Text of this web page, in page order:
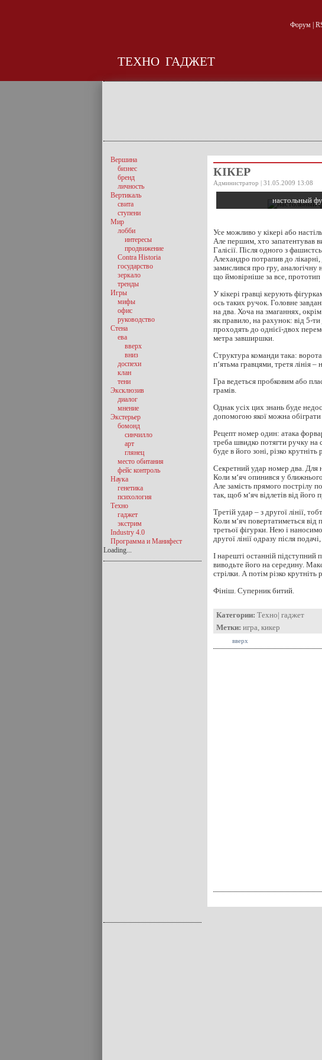
Форум|
ТЕХНО ГАДЖЕТ
КІКЕР
Администратор | 31.05.2009 13:08
настольный
Усе можливо у кікері або
Але першим, хто запатентував
Галісії. Після одного з
Алехандро потрапив до
замислився про гру,
що ймовірніше за все, прототип
У кікері гравці керують
ось таких ручок. Головне
на два. Хоча на змаганнях,
як правило, на рахунок: від 5-
проходять до однієї-двох
метра завширшки.
Структура команди така:
п‘ятьма гравцями, третя лінія
Гра ведеться пробковим або
грамів.
Однак усіх цих знань буде
допомогою якої можна
Рецепт номер один: атака
треба швидко потягти ручку на
буде в його зоні, різко
Секретний удар номер два. Для
Коли м‘яч опинився у
Але замість прямого пострілу
так, щоб м‘яч відлетів від його
Третій удар – з другої лінії,
Коли м‘яч повертатиметься від
третьої фігурки. Нею і
другої лінії одразу після
І нарешті останній підступний
виводьте його на середину.
стрілки. А потім різко
Фініш. Суперник битий.
Категории: Техно| гаджет
Метки: игра, кикер
вверх
Вершина
бизнес
бренд
личность
Вертикаль
свита
ступени
Мир
лобби
интересы
продвижение
Contra Historia
государство
зеркало
тренды
Игры
мифы
офис
руководство
Стена
ева
вверх
вниз
доспехи
клан
тени
Эксклюзив
диалог
мнение
Экстерьер
бомонд
синчилло
арт
глянец
место обитания
фейс контроль
Наука
генетика
психология
Техно
гаджет
экстрим
Industry 4.0
Программа и Манифест
Loading...